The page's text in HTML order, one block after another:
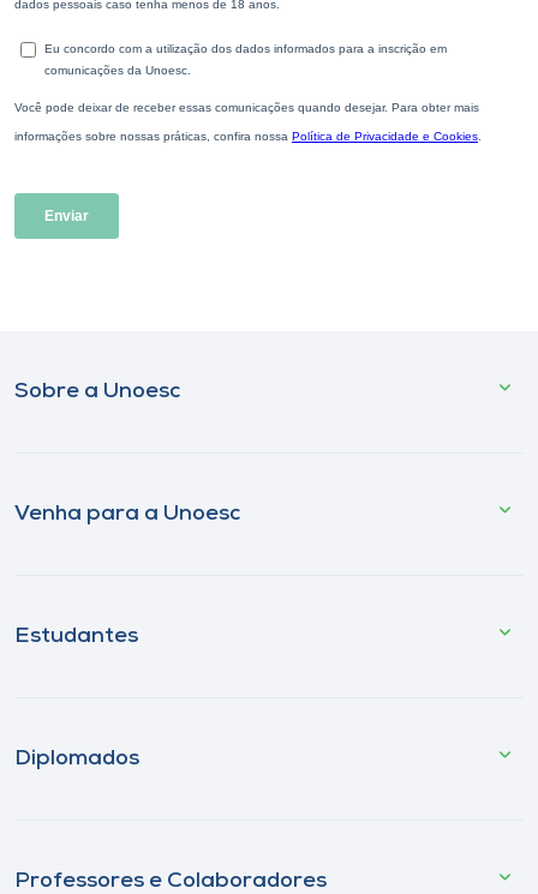
Sobre a Unoesc
Venha para a Unoesc
Estudantes
Diplomados
Professores e Colaboradores